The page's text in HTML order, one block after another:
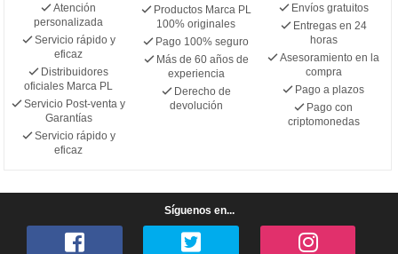
Atención
personalizada
Servicio rápido y
eficaz
Distribuidores
oficiales Marca PL
Servicio Post-venta y
Garantías
Servicio rápido y
eficaz
Productos Marca PL
100% originales
Pago 100% seguro
Más de 60 años de
experiencia
Derecho de
devolución
Envíos gratuitos
Entregas en 24
horas
Asesoramiento en la
compra
Pago a plazos
Pago con
criptomonedas
Síguenos en...